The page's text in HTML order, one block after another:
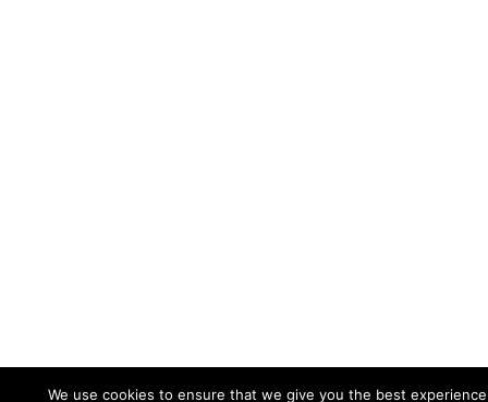
We use cookies to ensure that we give you the best